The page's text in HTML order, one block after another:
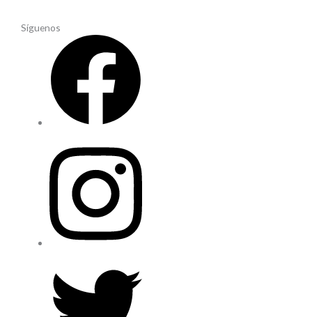
Síguenos